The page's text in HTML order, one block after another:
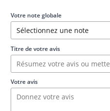
Votre note globale
Titre de votre avis
Votre avis